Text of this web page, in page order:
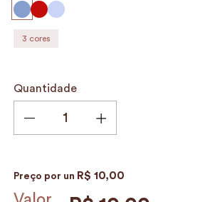
3 cores
Quantidade
Preço por un R$ 10,00